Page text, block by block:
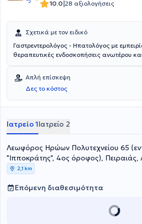
του, σε επεμβατικές ενδοσκοπικές
Διετέλεσε πρόεδρος της Επαγγελματικής
Γαστρεντερολόγων Ελλάδος (ΕΠΕΓΕ), επί
10.0|28 αξιολογήσεις
Σχετικά με τον ειδικό
Γαστρεντερολόγος - Ηπατολόγος με
θεραπευτικές ενδοσκοπήσεις ανωτέρου
φλεγμονώδεις νόσους εντέρου (Crohn,
Απλή επίσκεψη
Δες το κόστος
Ιατρείο 1Ιατρείο 2
Λεωφόρος Ηρώων Πολυτεχνείου 65
"Ιπποκράτης", 4ος όροφος), Πειραιάς,
2,1 km
Επόμενη διαθεσιμότητα